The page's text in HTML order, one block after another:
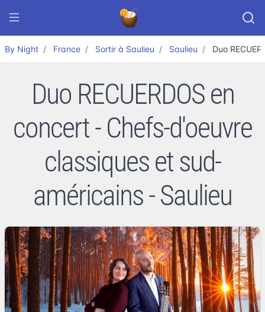
By Night France Sortir à Saulieu Saulieu Duo
Duo RECUERDOS en
concert - Chefs-d'oeuvre
classiques et sud-
américains - Saulieu